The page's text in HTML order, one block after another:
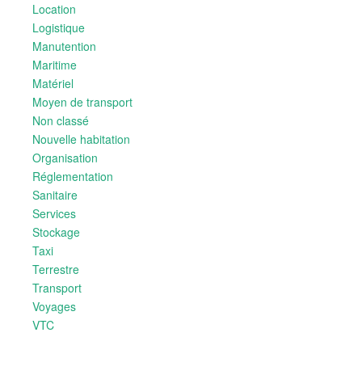
Location
Logistique
Manutention
Maritime
Matériel
Moyen de transport
Non classé
Nouvelle habitation
Organisation
Réglementation
Sanitaire
Services
Stockage
Taxi
Terrestre
Transport
Voyages
VTC